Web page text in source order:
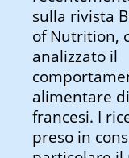
sulla rivista
of Nutrition,
analizzato il
alimentare
francesi. I
preso in